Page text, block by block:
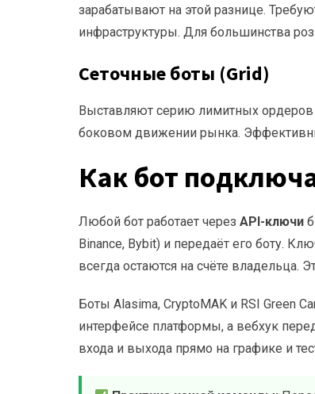
зарабатывают на этой разнице.
инфраструктуры. Для большинства
Сеточные боты (Grid)
Выставляют серию лимитных
боковом движении рынка.
Как бот
Любой бот работает через API-ключи
Binance, Bybit) и передаёт его боту.
всегда остаются на счёте владельца.
Боты Alasima, CryptoMAK и RSI Green
интерфейсе платформы, а вебхук
входа и выхода прямо на графике и